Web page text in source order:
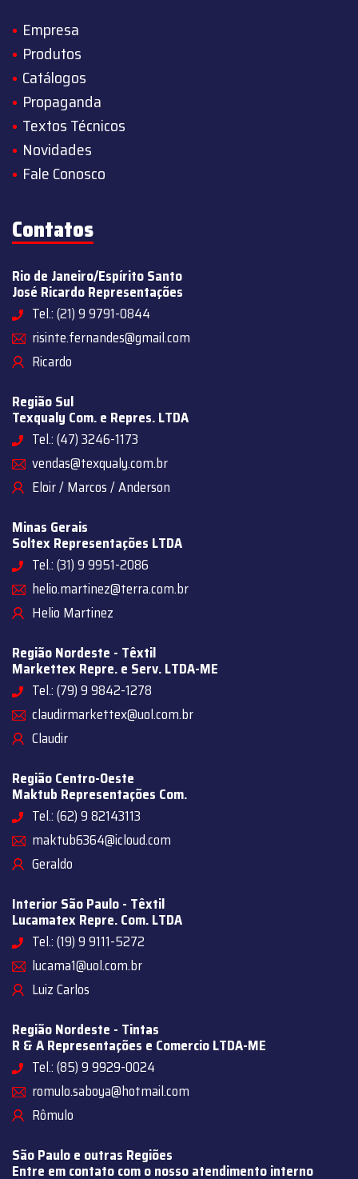
Empresa
Produtos
Catálogos
Propaganda
Textos Técnicos
Novidades
Fale Conosco
Contatos
Rio de Janeiro/Espírito Santo
José Ricardo Representações
Tel.: (21) 9 9791-0844
risinte.fernandes@gmail.com
Ricardo
Região Sul
Texqualy Com. e Repres. LTDA
Tel.: (47) 3246-1173
vendas@texqualy.com.br
Eloir / Marcos / Anderson
Minas Gerais
Soltex Representações LTDA
Tel.: (31) 9 9951-2086
helio.martinez@terra.com.br
Helio Martinez
Região Nordeste - Têxtil
Markettex Repre. e Serv. LTDA-ME
Tel.: (79) 9 9842-1278
claudirmarkettex@uol.com.br
Claudir
Região Centro-Oeste
Maktub Representações Com.
Tel.: (62) 9 82143113
maktub6364@icloud.com
Geraldo
Interior São Paulo - Têxtil
Lucamatex Repre. Com. LTDA
Tel.: (19) 9 9111-5272
lucama1@uol.com.br
Luiz Carlos
Região Nordeste - Tintas
R & A Representações e Comercio LTDA-ME
Tel.: (85) 9 9929-0024
romulo.saboya@hotmail.com
Rômulo
São Paulo e outras Regiões
Entre em contato com o nosso atendimento interno